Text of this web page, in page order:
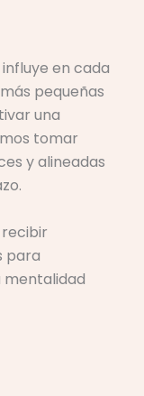
en cada
pequeñas
una
tomar
y alineadas
para
mentalidad